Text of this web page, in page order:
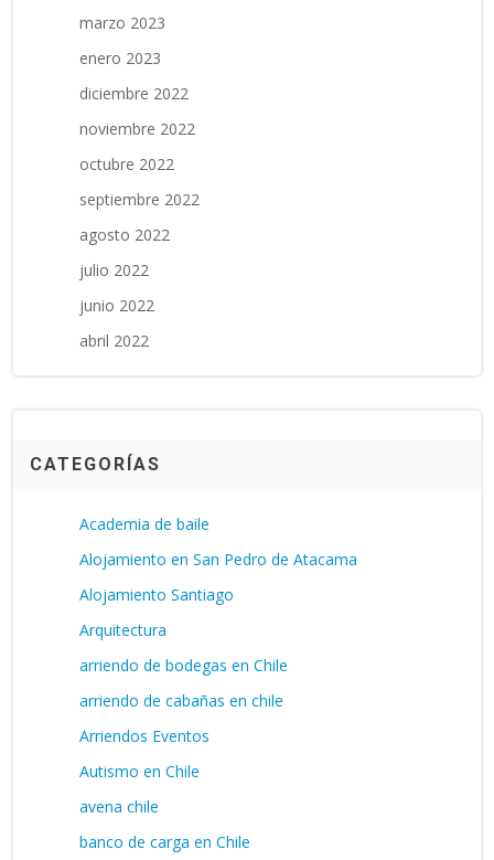
marzo 2023
enero 2023
diciembre 2022
noviembre 2022
octubre 2022
septiembre 2022
agosto 2022
julio 2022
junio 2022
abril 2022
CATEGORÍAS
Academia de baile
Alojamiento en San Pedro de Atacama
Alojamiento Santiago
Arquitectura
arriendo de bodegas en Chile
arriendo de cabañas en chile
Arriendos Eventos
Autismo en Chile
avena chile
banco de carga en Chile